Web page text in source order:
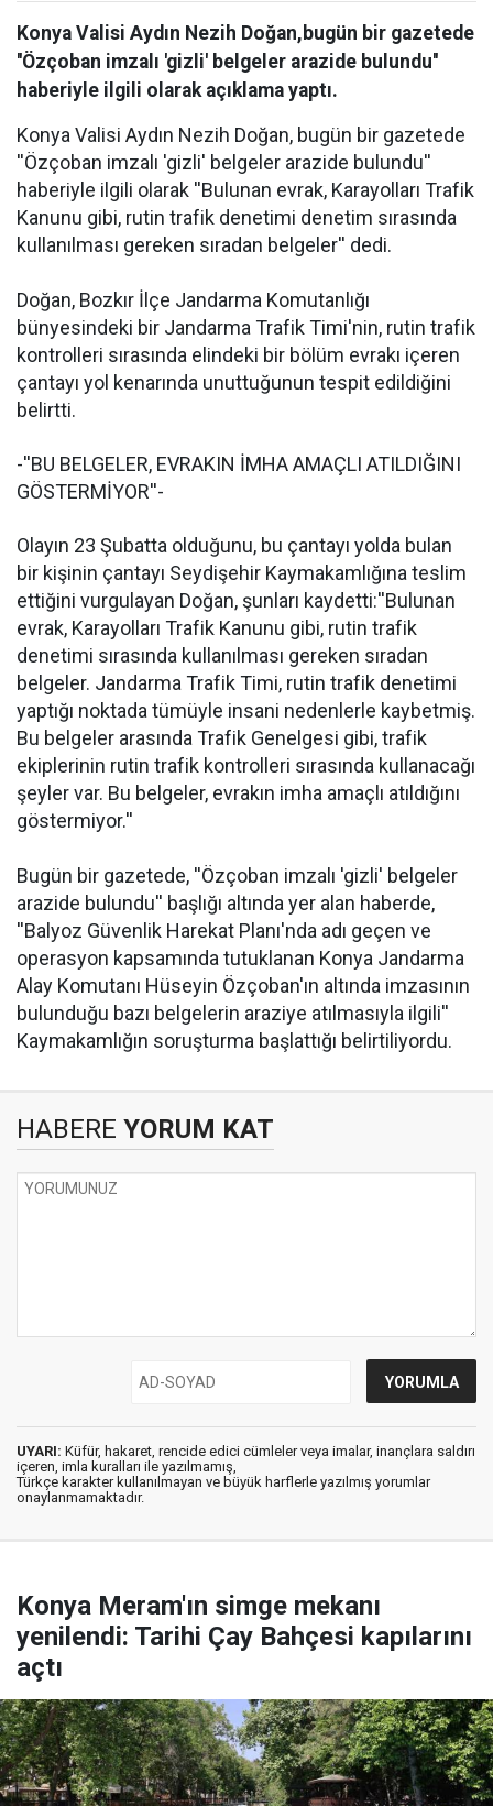
Konya Valisi Aydın Nezih Doğan,bugün bir gazetede
''Özçoban imzalı 'gizli' belgeler arazide bulundu''
haberiyle ilgili olarak açıklama yaptı.
Konya Valisi Aydın Nezih Doğan, bugün bir gazetede
''Özçoban imzalı 'gizli' belgeler arazide bulundu''
haberiyle ilgili olarak ''Bulunan evrak, Karayolları Trafik
Kanunu gibi, rutin trafik denetimi denetim sırasında
kullanılması gereken sıradan belgeler'' dedi.
Doğan, Bozkır İlçe Jandarma Komutanlığı
bünyesindeki bir Jandarma Trafik Timi'nin, rutin trafik
kontrolleri sırasında elindeki bir bölüm evrakı içeren
çantayı yol kenarında unuttuğunun tespit edildiğini
belirtti.
-''BU BELGELER, EVRAKIN İMHA AMAÇLI ATILDIĞINI
GÖSTERMİYOR''-
Olayın 23 Şubatta olduğunu, bu çantayı yolda bulan
bir kişinin çantayı Seydişehir Kaymakamlığına teslim
ettiğini vurgulayan Doğan, şunları kaydetti:''Bulunan
evrak, Karayolları Trafik Kanunu gibi, rutin trafik
denetimi sırasında kullanılması gereken sıradan
belgeler. Jandarma Trafik Timi, rutin trafik denetimi
yaptığı noktada tümüyle insani nedenlerle kaybetmiş.
Bu belgeler arasında Trafik Genelgesi gibi, trafik
ekiplerinin rutin trafik kontrolleri sırasında kullanacağı
şeyler var. Bu belgeler, evrakın imha amaçlı atıldığını
göstermiyor.''
Bugün bir gazetede, ''Özçoban imzalı 'gizli' belgeler
arazide bulundu'' başlığı altında yer alan haberde,
''Balyoz Güvenlik Harekat Planı'nda adı geçen ve
operasyon kapsamında tutuklanan Konya Jandarma
Alay Komutanı Hüseyin Özçoban'ın altında imzasının
bulunduğu bazı belgelerin araziye atılmasıyla ilgili''
Kaymakamlığın soruşturma başlattığı belirtiliyordu.
HABERE YORUM KAT
UYARI: Küfür, hakaret, rencide edici cümleler veya imalar, inançlara saldırı
içeren, imla kuralları ile yazılmamış,
Türkçe karakter kullanılmayan ve büyük harflerle yazılmış yorumlar
onaylanmamaktadır.
Konya Meram'ın simge mekanı
yenilendi: Tarihi Çay Bahçesi kapılarını
açtı